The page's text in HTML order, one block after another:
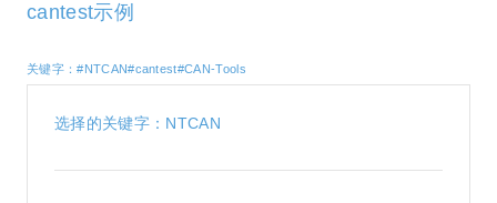
cantest示例
关键字：#NTCAN#cantest#CAN-Tools
选择的关键字：NTCAN